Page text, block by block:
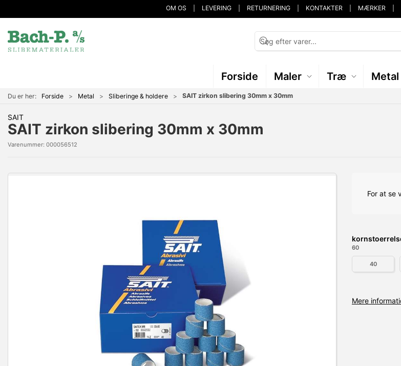
OM OS LEVERING RETURNERING KONTAKTER MÆRKER
Forside Maler Træ Metal
Du er her: Forside Metal Sliberinge & holdere SAIT zirkon slibering 30mm x 30mm
SAIT
SAIT zirkon slibering 30mm x 30mm
Varenummer: 000056512
For at se
60
40
Mere